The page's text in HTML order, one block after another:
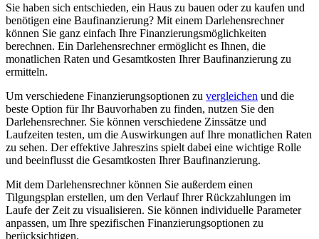
Sie haben sich entschieden, ein Haus zu bauen oder zu kaufen und
benötigen eine Baufinanzierung? Mit einem Darlehensrechner
können Sie ganz einfach Ihre Finanzierungsmöglichkeiten
berechnen. Ein Darlehensrechner ermöglicht es Ihnen, die
monatlichen Raten und Gesamtkosten Ihrer Baufinanzierung zu
ermitteln.
Um verschiedene Finanzierungsoptionen zu vergleichen und die
beste Option für Ihr Bauvorhaben zu finden, nutzen Sie den
Darlehensrechner. Sie können verschiedene Zinssätze und
Laufzeiten testen, um die Auswirkungen auf Ihre monatlichen Raten
zu sehen. Der effektive Jahreszins spielt dabei eine wichtige Rolle
und beeinflusst die Gesamtkosten Ihrer Baufinanzierung.
Mit dem Darlehensrechner können Sie außerdem einen
Tilgungsplan erstellen, um den Verlauf Ihrer Rückzahlungen im
Laufe der Zeit zu visualisieren. Sie können individuelle Parameter
anpassen, um Ihre spezifischen Finanzierungsoptionen zu
berücksichtigen.